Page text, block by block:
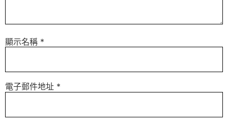
顯示名稱 *
電子郵件地址 *